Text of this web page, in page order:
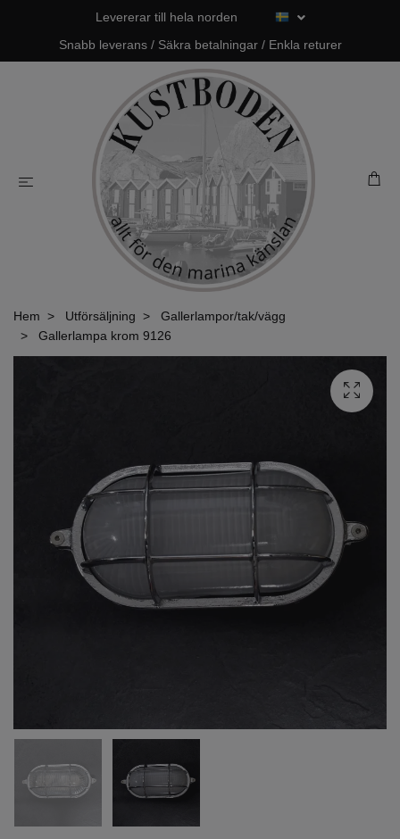
Levererar till hela norden
Snabb leverans / Säkra betalningar / Enkla returer
Hem Utförsäljning
Gallerlampor/tak/vägg
Gallerlampa krom 9126